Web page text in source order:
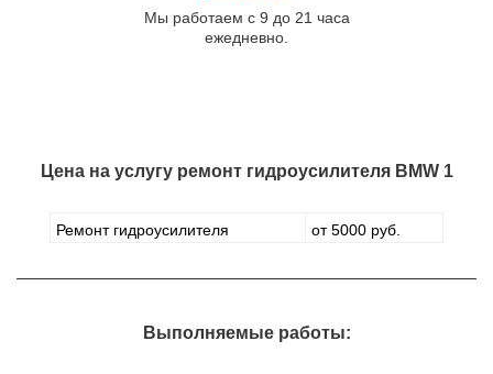
Мы работаем с 9 до 21 часа
ежедневно.
Цена на услугу ремонт гидроусилителя BMW 1
Ремонт гидроусилителя от 5000 руб.
Выполняемые работы: